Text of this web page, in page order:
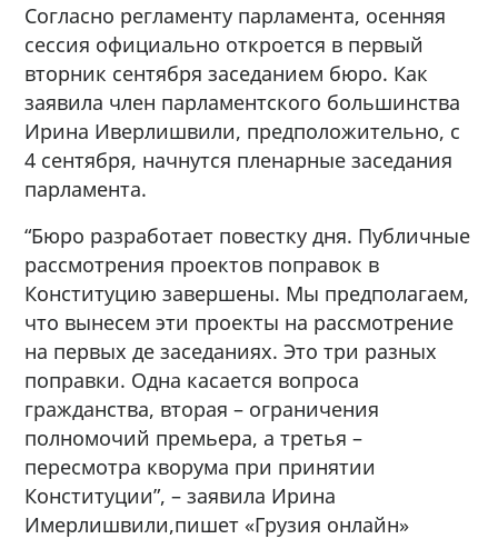
Согласно регламенту парламента, осенняя
сессия официально откроется в первый
вторник сентября заседанием бюро. Как
заявила член парламентского большинства
Ирина Иверлишвили, предположительно, с
4 сентября, начнутся пленарные заседания
парламента.
“Бюро разработает повестку дня. Публичные
рассмотрения проектов поправок в
Конституцию завершены. Мы предполагаем,
что вынесем эти проекты на рассмотрение
на первых де заседаниях. Это три разных
поправки. Одна касается вопроса
гражданства, вторая – ограничения
полномочий премьера, а третья –
пересмотра кворума при принятии
Конституции”, – заявила Ирина
Имерлишвили,пишет «Грузия онлайн»